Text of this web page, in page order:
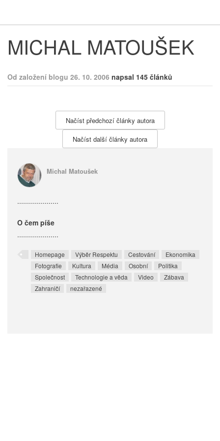
MICHAL MATOUŠEK
Od založení blogu 26. 10. 2006 napsal 145 článků
Načíst předchozí články autora
Načíst další články autora
Michal Matoušek
.....................
O čem píše
.....................
Homepage Výběr Respektu Cestování
Ekonomika
Fotografie
Kultura Média Osobní
Politika
Společnost
Technologie a věda Video
Zábava
Zahraničí
nezařazené